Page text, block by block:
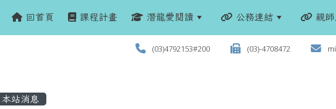
回首頁 課程計畫 潛龍愛閱讀 公務連結 親師
(03)4792153#200 (03)-4708472
站消息